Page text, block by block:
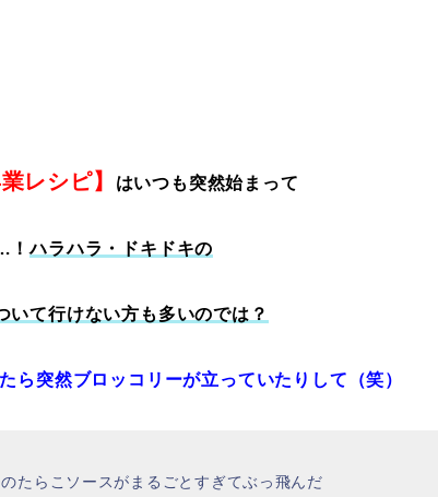
レシピ】 はいつも突然始まって
！ハラハラ・ドキドキの
いて行けない方も多いのでは？
ら突然ブロッコリーが立っていたりして（笑）
たらこソースがまるごとすぎてぶっ飛んだ